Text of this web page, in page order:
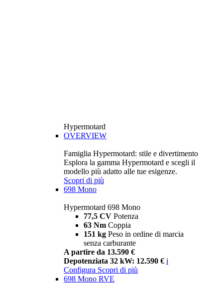
Hypermotard
OVERVIEW
Famiglia Hypermotard: stile e divertimento
Esplora la gamma Hypermotard e scegli il
modello più adatto alle tue esigenze.
Scopri di più
698 Mono
Hypermotard 698 Mono
77,5 CV Potenza
63 Nm Coppia
151 kg Peso in ordine di marcia
senza carburante
A partire da 13.590 €
Depotenziata 32 kW: 12.590 € i
Configura Scopri di più
698 Mono RVE